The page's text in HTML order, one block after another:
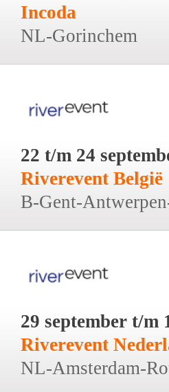
Incoda
NL-Gorinchem
22 t/m 24
Riverevent België
B-Gent-
29 september t/m
Riverevent
NL-Amsterdam-